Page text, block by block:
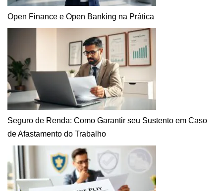
Open Finance e Open Banking na Prática
Seguro de Renda: Como Garantir seu Sustento em Caso
de Afastamento do Trabalho